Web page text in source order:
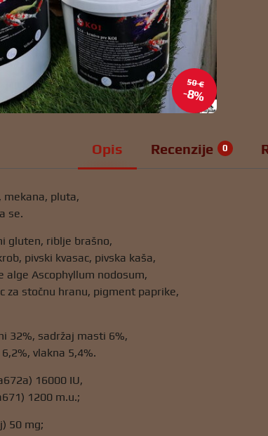
50 €
8%
Opis Recenzije 0
mekana, pluta,
se.
gluten, riblje brašno,
pivski kvasac, pivska kaša,
alge Ascophyllum nodosum,
za stočnu hranu, pigment paprike,
32%, sadržaj masti 6%,
vlakna 5,4%.
16000 IU,
1200 m.u.;
50 mg;